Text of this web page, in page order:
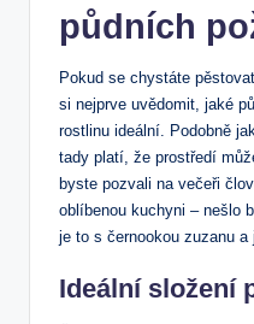
půdních
Pokud se chystáte
si nejprve uvědomit, jaké
rostlinu ideální. Podobně
tady platí, že prostředí
byste pozvali na večeři
oblíbenou kuchyni – nešlo
je to s černookou zuzanu
Ideální složení